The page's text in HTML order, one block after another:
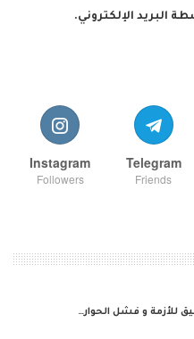
البريد الإلكتروني.
Telegram
Friends
Instagram
Followers
للأزمة و فشل الحوار…